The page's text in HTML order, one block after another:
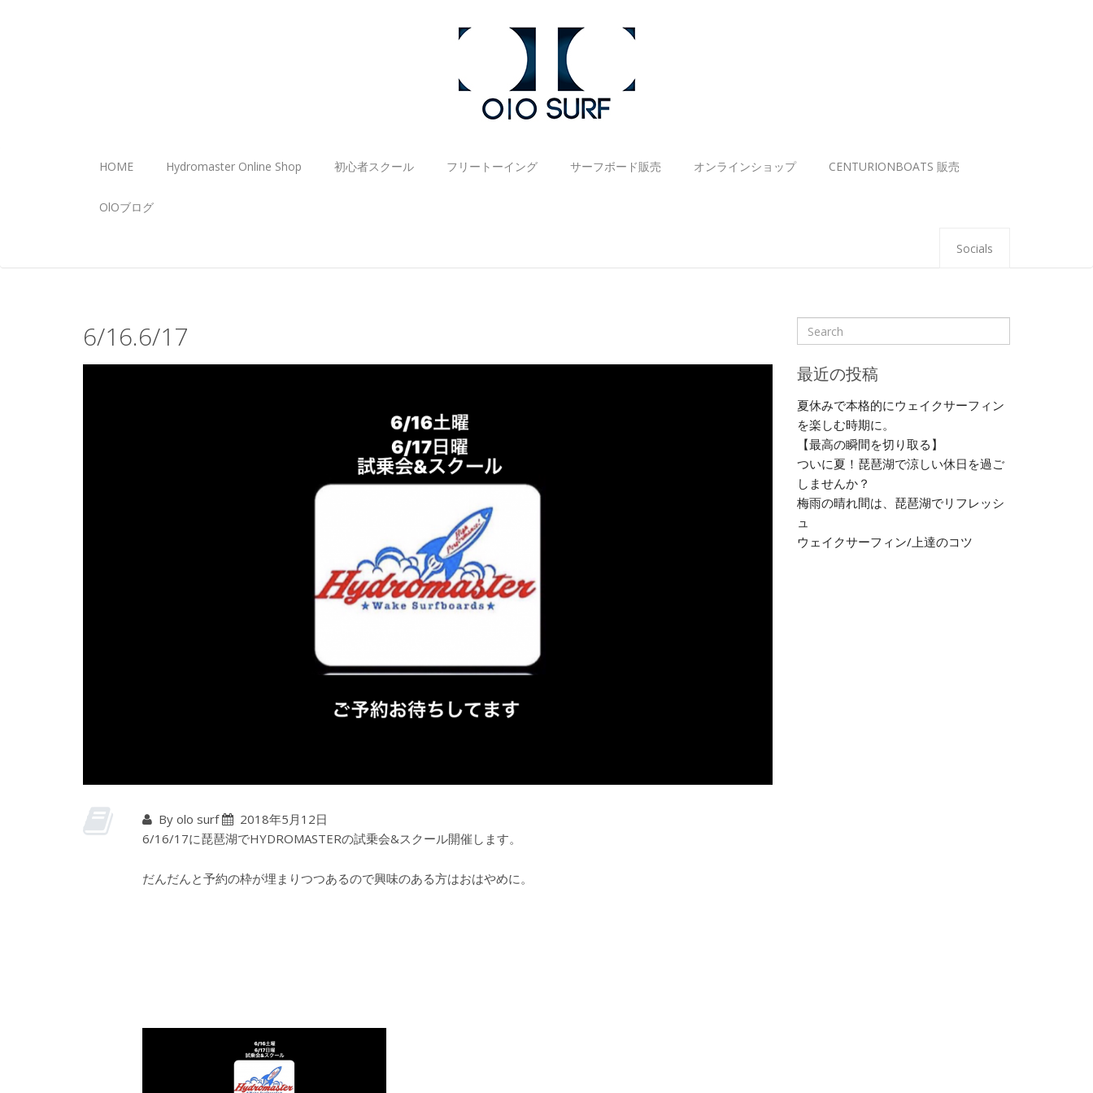
HOME Hydromaster Online Shop 初心者スクール フリートーイング サーフボード販売 オンラインショップ CENTURIONBOATS 販売
OlOブログ
Socials
6/16.6/17
By olo surf
2018年5月12日
6/16/17に琵琶湖でHYDROMASTERの試乗会&スクール開催します。
だんだんと予約の枠が埋まりつつあるので興味のある方はおはやめに。
最近の投稿
夏休みで本格的にウェイクサーフィン
を楽しむ時期に。
【最高の瞬間を切り取る】
ついに夏！琵琶湖で涼しい休日を過ご
しませんか？
梅雨の晴れ間は、琵琶湖でリフレッシ
ュ
ウェイクサーフィン/上達のコツ